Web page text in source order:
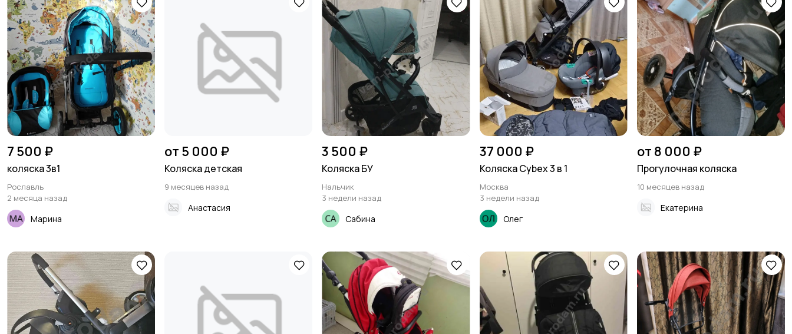
7 500 ₽
коляска 3в1
Рославль
2 месяца назад
Марина
от 5 000 ₽
Коляска детская
9 месяцев назад
Анастасия
3 500 ₽
Коляска БУ
Нальчик
3 недели назад
Сабина
37 000 ₽
Коляска Cybex 3 в 1
Москва
3 недели назад
Олег
от 8 000 ₽
Прогулочная коляска
10 месяцев назад
Екатерина